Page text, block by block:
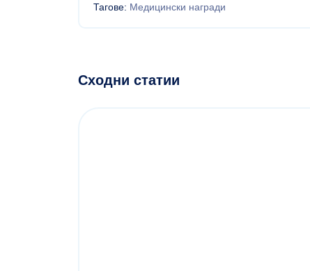
Тагове: Медицински награди
Сходни статии